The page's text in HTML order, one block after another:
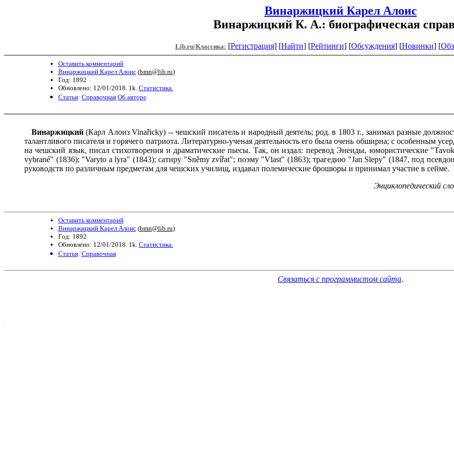
Винаржицкий Карел Алоис
Винаржицкий К. А.: биографическая
Lib.ru/Классика: [Регистрация] [Найти] [Рейтинги] [Обсуждения] [Новинки] [
Оставить комментарий
Винаржицкий Карел Алоис(bmn@lib.ru)
Год: 1892
Обновлено: 12/01/2018. 1k. Статистика.
Статья: Справочная Об авторе
Винаржицкий(Карл Алоиз Vinařickу) -- чешский писатель и народный деятель; род. в 1803 г., занимал разные
талантливого писателя и горячего патриота. Литературно-ученая деятельность его была очень обширна; с особенным
на чешский язык, писал стихотворения и драматические пьесы. Так, он издал: перевод Энеиды, юмористические
vybrané" (1836); "Varyto a lyra" (1843); сатиру "Sněmy zvířat"; поэму "Vlast" (1863); трагедию "Jan Slepy" (1847, под
руководств по различным предметам для чешских училищ, издавал полемические брошюры и принимал участие в сейме.
Энциклопедический
Оставить комментарий
Винаржицкий Карел Алоис(bmn@lib.ru)
Год: 1892
Обновлено: 12/01/2018. 1k. Статистика.
Статья: Справочная
Связаться с программистом сайта.